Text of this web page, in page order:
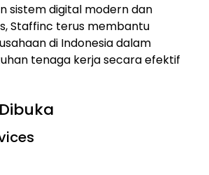
sistem digital modern dan
Staffinc terus membantu
di Indonesia dalam
tenaga kerja secara efektif